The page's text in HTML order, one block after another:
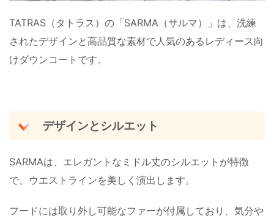
TATRAS（タトラス）の「SARMA（サルマ）」は、洗練
されたデザインと高品質な素材で人気のあるレディース向
けダウンコートです。
デザインとシルエット
SARMAは、エレガントなミドル丈のシルエットが特徴
で、ウエストラインを美しく演出します。
フードには取り外し可能なファーが付属しており、気分や